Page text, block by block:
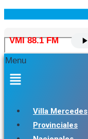
VMI 88.1 FM
Menu
Villa Mercedes
Provinciales